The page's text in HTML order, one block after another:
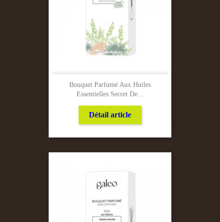
Bouquet Parfumé Aux Huiles
Essentielles Secret De...
Détail article